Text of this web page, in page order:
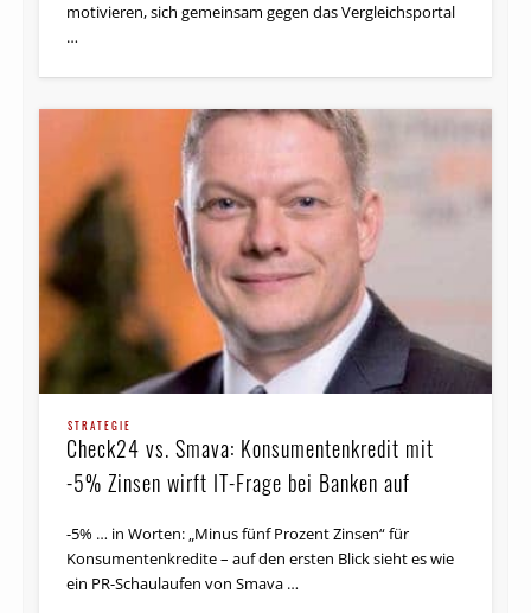
motivieren, sich gemeinsam gegen das Vergleichsportal
…
STRATEGIE
Check24 vs. Smava: Konsumentenkredit mit
-5% Zinsen wirft IT-Frage bei Banken auf
-5% … in Worten: „Minus fünf Prozent Zinsen“ für
Konsumentenkredite – auf den ersten Blick sieht es wie
ein PR-Schaulaufen von Smava …